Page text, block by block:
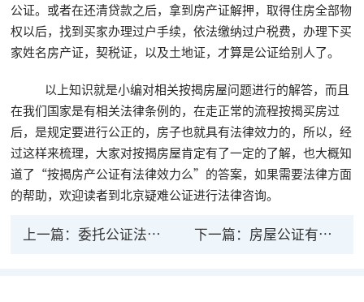
公证。或者在还清贷款之后，拿到房产证解押，取得住房全部物
权以后，找到买家办理过户手续，依法缴纳过户税费，办理下买
家姓名房产证，契税证，以及土地证，才算是公证给别人了。
以上知识就是小编对相关按揭房屋问题进行的解答，而且
在我们国家是有相关法律条例的，在走正常的流程按揭买房过
后，是规定要进行公正的，房子也就具有法律效力的，所以，经
过这样来梳理，大家对按揭房屋肯定有了一定的了解，也大概知
道了“按揭房产公证有法律效力么”的答案，如果需要法律方面
的帮助，欢迎读者到北京疑难公证进行法律咨询。
上一篇：委托公证法律效力 有委托书代签合同有效吗 下一篇： 房屋公证有法律效力 确保房产交易行为的真实性